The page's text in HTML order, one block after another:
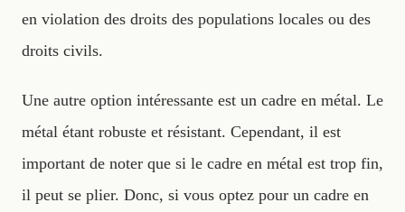
en violation des droits des populations locales ou des
droits civils.
Une autre option intéressante est un cadre en métal. Le
métal étant robuste et résistant. Cependant, il est
important de noter que si le cadre en métal est trop fin,
il peut se plier. Donc, si vous optez pour un cadre en